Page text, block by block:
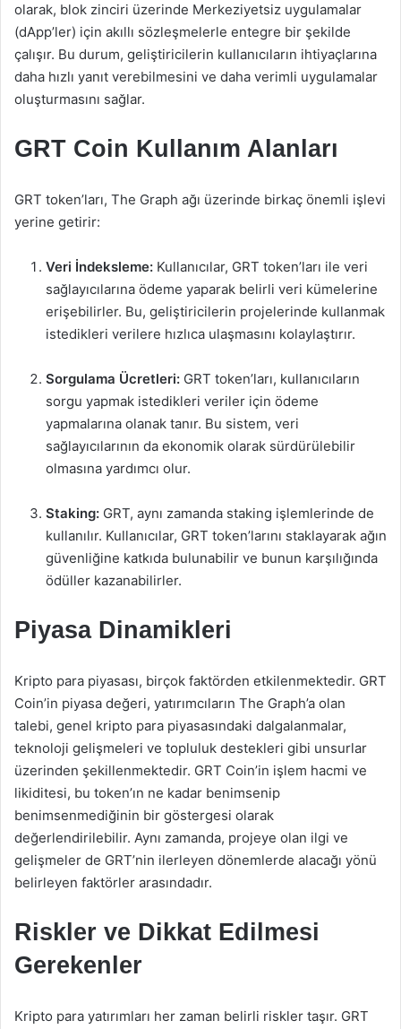
olarak, blok zinciri üzerinde Merkeziyetsiz uygulamalar
(dApp’ler) için akıllı sözleşmelerle entegre bir şekilde
çalışır. Bu durum, geliştiricilerin kullanıcıların ihtiyaçlarına
daha hızlı yanıt verebilmesini ve daha verimli uygulamalar
oluşturmasını sağlar.
GRT Coin Kullanım Alanları
GRT token’ları, The Graph ağı üzerinde birkaç önemli işlevi
yerine getirir:
Veri İndeksleme: Kullanıcılar, GRT token’ları ile veri
sağlayıcılarına ödeme yaparak belirli veri kümelerine
erişebilirler. Bu, geliştiricilerin projelerinde kullanmak
istedikleri verilere hızlıca ulaşmasını kolaylaştırır.
Sorgulama Ücretleri: GRT token’ları, kullanıcıların
sorgu yapmak istedikleri veriler için ödeme
yapmalarına olanak tanır. Bu sistem, veri
sağlayıcılarının da ekonomik olarak sürdürülebilir
olmasına yardımcı olur.
Staking: GRT, aynı zamanda staking işlemlerinde de
kullanılır. Kullanıcılar, GRT token’larını staklayarak ağın
güvenliğine katkıda bulunabilir ve bunun karşılığında
ödüller kazanabilirler.
Piyasa Dinamikleri
Kripto para piyasası, birçok faktörden etkilenmektedir. GRT
Coin’in piyasa değeri, yatırımcıların The Graph’a olan
talebi, genel kripto para piyasasındaki dalgalanmalar,
teknoloji gelişmeleri ve topluluk destekleri gibi unsurlar
üzerinden şekillenmektedir. GRT Coin’in işlem hacmi ve
likiditesi, bu token’ın ne kadar benimsenip
benimsenmediğinin bir göstergesi olarak
değerlendirilebilir. Aynı zamanda, projeye olan ilgi ve
gelişmeler de GRT’nin ilerleyen dönemlerde alacağı yönü
belirleyen faktörler arasındadır.
Riskler ve Dikkat Edilmesi
Gerekenler
Kripto para yatırımları her zaman belirli riskler taşır. GRT